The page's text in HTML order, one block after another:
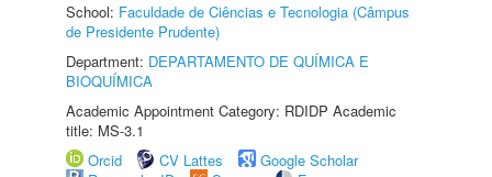
School: Faculdade de Ciências e Tecnologia (Câmpus
de Presidente Prudente)
Department: DEPARTAMENTO DE QUÍMICA E
BIOQUÍMICA
Academic Appointment Category: RDIDP Academic
title: MS-3.1
Orcid
CV Lattes
Google Scholar